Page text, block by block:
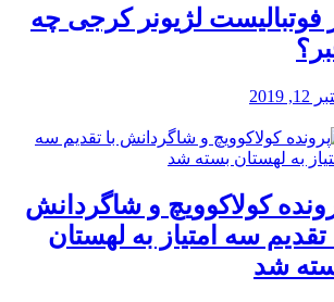
فوتبالیست لژیونر کرجی چه
2019
کولاکوویچ و شاگردانش
تقدیم سه امتیاز به لهستان
شد